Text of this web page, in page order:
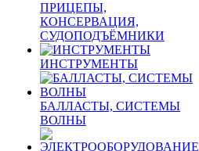
ПРИЦЕПЫ,
КОНСЕРВАЦИЯ,
СУДОПОДЪЁМНИКИ
ИНСТРУМЕНТЫ
БАЛЛАСТЫ, СИСТЕМЫ
ВОЛНЫ